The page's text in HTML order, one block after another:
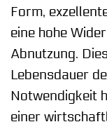
Form,
eine hohe
Abnutzung.
Lebensdauer
Notwendigkeit
einer